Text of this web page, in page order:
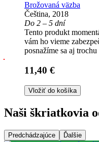
Brožovaná väzba
Čeština, 2018
Do 2 – 5 dní
Tento produkt
vám ho vieme
posnažíme sa aj
11,40 €
Vložiť do košíka
Naši škriatkovia
Predchádzajúce Ďalšie